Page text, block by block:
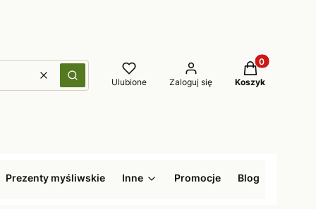
WyczyśćSzukaj Ulubione Zaloguj się
Produkty w
Koszyk
Prezenty myśliwskie Inne Promocje Blog